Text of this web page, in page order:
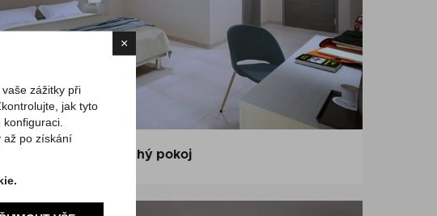
×
zážitky při
jak tyto
až po získání
Jednoduchý pokoj